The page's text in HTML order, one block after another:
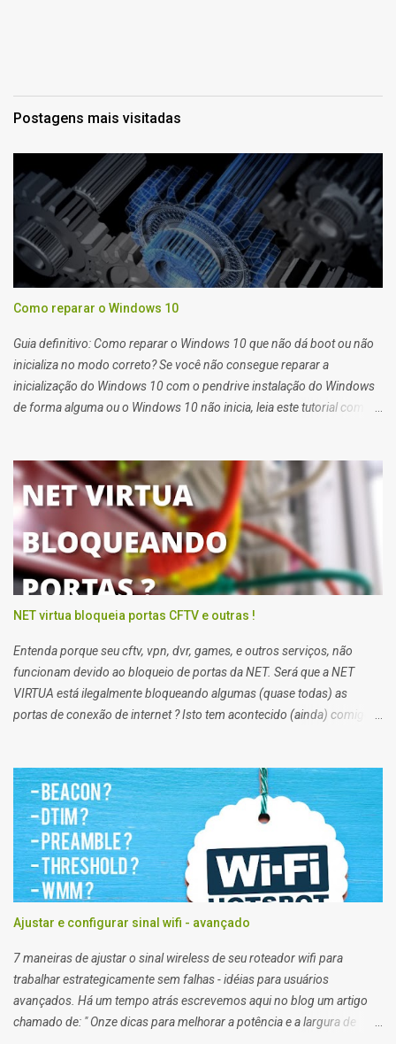
Postagens mais visitadas
Como reparar o Windows 10
Guia definitivo: Como reparar o Windows 10 que não dá boot ou não
inicializa no modo correto? Se você não consegue reparar a
inicialização do Windows 10 com o pendrive instalação do Windows
de forma alguma ou o Windows 10 não inicia, leia este tutorial com
usar o pendrive de instalação do sistema ou o reparo de inicialização
do Windows 10.
NET virtua bloqueia portas CFTV e outras !
Entenda porque seu cftv, vpn, dvr, games, e outros serviços, não
funcionam devido ao bloqueio de portas da NET. Será que a NET
VIRTUA está ilegalmente bloqueando algumas (quase todas) as
portas de conexão de internet ? Isto tem acontecido (ainda) comigo
servidores via SSH (que pessoalmente odeio), e noto que em alguns
clientes eu consigo, e em outros não. Segundo a net, no plano
residencial as portas 21 e 22, 25, 53, 80, 110, 135, 136 a 139, 443,
445, 587, e 434, são bloqueadas para usuários de planos domésticos,
de outra forma eu teria que trocar meu plano para empresarial.
Ajustar e configurar sinal wifi - avançado
7 maneiras de ajustar o sinal wireless de seu roteador wifi para
trabalhar estrategicamente sem falhas - idéias para usuários
avançados. Há um tempo atrás escrevemos aqui no blog um artigo
chamado de: " Onze dicas para melhorar a potência e a largura de